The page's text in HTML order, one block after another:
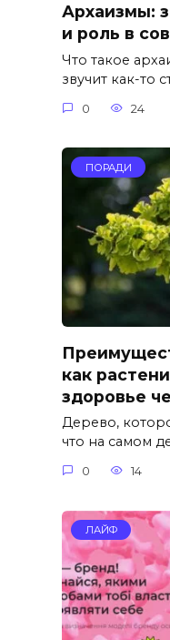
Архаизмы:
и роль в
Что такое
звучит как-то
0 24
ПОРАДИ
как
здоровье
Дерево,
что на самом
0 14
ЛАЙФ